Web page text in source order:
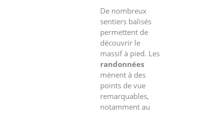
De nombreux
sentiers balisés
permettent de
découvrir le
massif à pied. Les
randonnées
mènent à des
points de vue
remarquables,
notamment au